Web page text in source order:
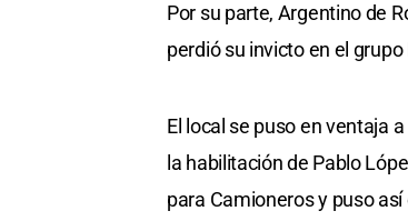
Por su parte, Argentino de
perdió su invicto en el
El local se puso en ventaja
la habilitación de Pablo
para Camioneros y puso